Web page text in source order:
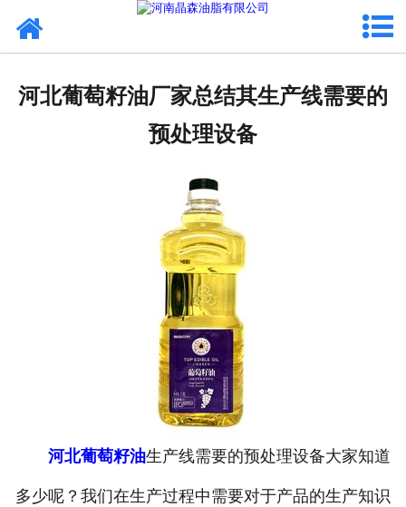
河北葡萄籽油厂家总结其生产线需要的
预处理设备
河北葡萄籽油生产线需要的预处理设备大家知道
多少呢？我们在生产过程中需要对于产品的生产知识